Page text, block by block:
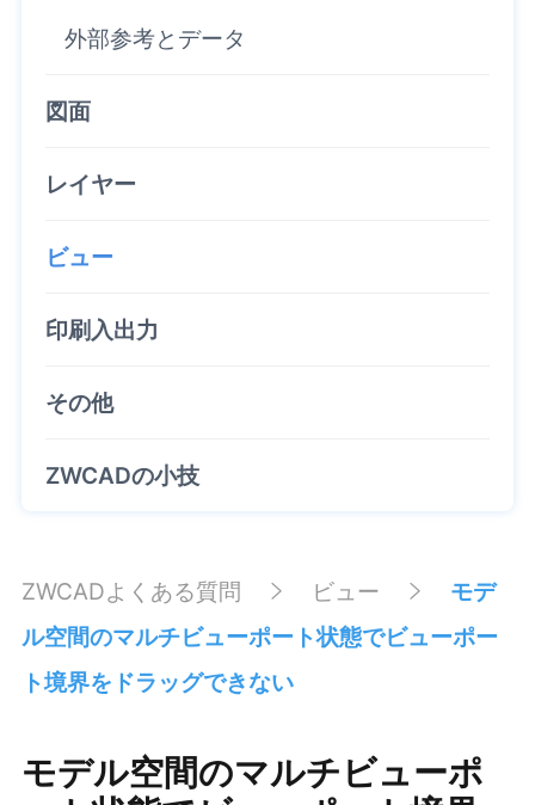
外部参考とデータ
図面
レイヤー
ビュー
印刷入出力
その他
ZWCADの小技
ZWCADよくある質問 ビュー
モデ
ル空間のマルチビューポート状態でビューポー
ト境界をドラッグできない
モデル空間のマルチビューポ